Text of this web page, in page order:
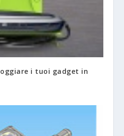
i tuoi gadget in